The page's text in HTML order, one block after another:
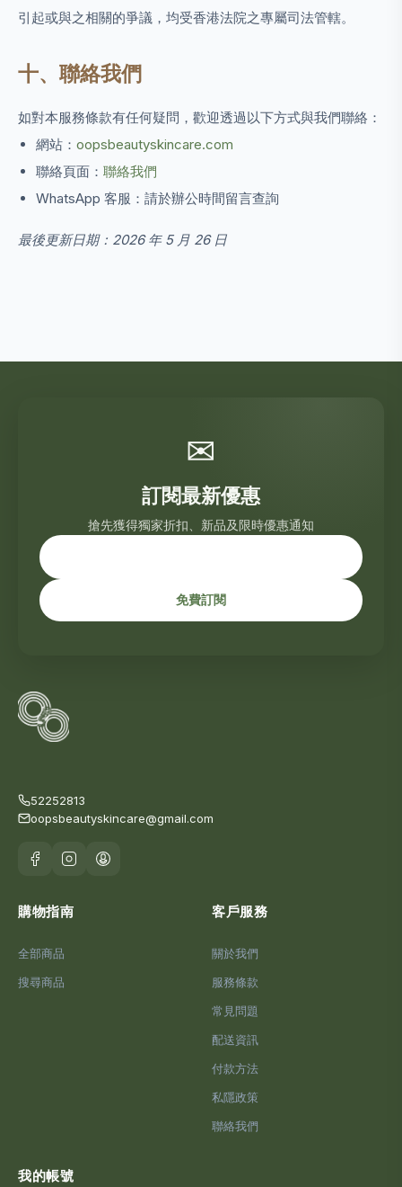
引起或與之相關的爭議，均受香港法院之專屬司法管轄。
十、聯絡我們
如對本服務條款有任何疑問，歡迎透過以下方式與我們聯絡：
網站： oopsbeautyskincare.com
聯絡頁面： 聯絡我們
WhatsApp 客服：請於辦公時間留言查詢
最後更新日期：2026 年 5 月 26 日
✉
訂閱最新優惠
搶先獲得獨家折扣、新品及限時優惠通知
免費訂閱
52252813
oopsbeautyskincare@gmail.com
購物指南
全部商品
搜尋商品
客戶服務
關於我們
服務條款
常見問題
配送資訊
付款方法
私隱政策
聯絡我們
我的帳號